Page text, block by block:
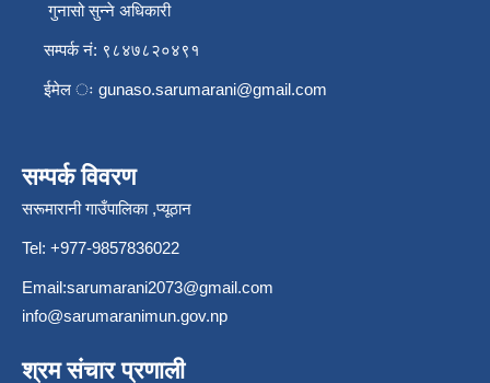
गुनासो सुन्ने अधिकारी
सम्पर्क नं: ९८४७८२०४९१
ईमेल ः gunaso.sarumarani@gmail.com
सम्पर्क विवरण
सरूमारानी गाउँपालिका ,प्यूठान
Tel: +977-9857836022
Email:sarumarani2073@gmail.com
info@sarumaranimun.gov.np
श्रम संचार प्रणाली